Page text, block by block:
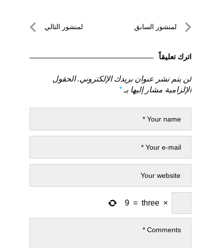
تصفّحلمنشور السابق
السابق
لمنشور التالي
اترك تعليقاً
لن يتم نشر عنوان بريدك الإلكتروني. الحقول
الإلزامية مشار إليها بـ*
×
three
=
9